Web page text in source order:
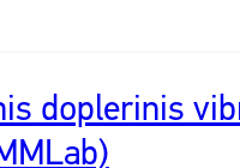
doplerinis